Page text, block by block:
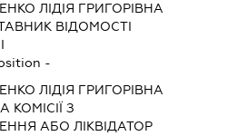
ЛІДІЯ ГРИГОРІВНА
ВІДОМОСТІ
-
ЛІДІЯ ГРИГОРІВНА
КОМІСІЇ З
АБО ЛІКВІДАТОР